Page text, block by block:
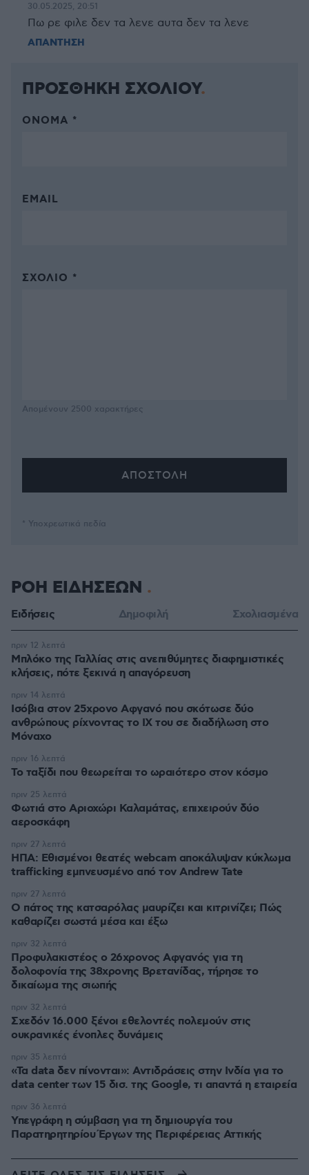
30.05.2025, 20:51
Πω ρε φιλε δεν τα λενε αυτα δεν τα λενε
ΑΠΑΝΤΗΣΗ
ΠΡΟΣΘΗΚΗ ΣΧΟΛΙΟΥ
ΌΝΟΜΑ *
EMAIL
ΣΧΌΛΙΟ *
Απομένουν 2500 χαρακτήρες
* Υποχρεωτικά πεδία
ΡΟΗ ΕΙΔΗΣΕΩΝ
Ειδήσεις Δημοφιλή Σχολιασμένα
Μπλόκο της Γαλλίας στις ανεπιθύμητες διαφημιστικές
κλήσεις, πότε ξεκινά η απαγόρευση
πριν 12 λεπτά
Ισόβια στον 25χρονο Αφγανό που σκότωσε δύο
ανθρώπους ρίχνοντας το ΙΧ του σε διαδήλωση στο
Μόναχο
πριν 14 λεπτά
Το ταξίδι που θεωρείται το ωραιότερο στον κόσμο
πριν 16 λεπτά
Φωτιά στο Αριοχώρι Καλαμάτας, επιχειρούν δύο
αεροσκάφη
πριν 25 λεπτά
ΗΠΑ: Εθισμένοι θεατές webcam αποκάλυψαν κύκλωμα
trafficking εμπνευσμένο από τον Andrew Tate
πριν 27 λεπτά
Ο πάτος της κατσαρόλας μαυρίζει και κιτρινίζει; Πώς
καθαρίζει σωστά μέσα και έξω
πριν 27 λεπτά
Προφυλακιστέος ο 26χρονος Αφγανός για τη
δολοφονία της 38χρονης Βρετανίδας, τήρησε το
δικαίωμα της σιωπής
πριν 32 λεπτά
Σχεδόν 16.000 ξένοι εθελοντές πολεμούν στις
ουκρανικές ένοπλες δυνάμεις
πριν 32 λεπτά
«Τα data δεν πίνονται»: Αντιδράσεις στην Ινδία για το
data center των 15 δισ. της Google, τι απαντά η εταιρεία
πριν 35 λεπτά
Υπεγράφη η σύμβαση για τη δημιουργία του
Παρατηρητηρίου Έργων της Περιφέρειας Αττικής
πριν 36 λεπτά